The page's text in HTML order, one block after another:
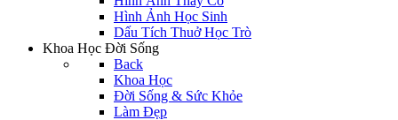
Hình Ảnh Học Sinh
Dấu Tích Thuở Học Trò
Khoa Học Đời Sống
Back
Khoa Học
Đời Sống & Sức Khỏe
Làm Đẹp